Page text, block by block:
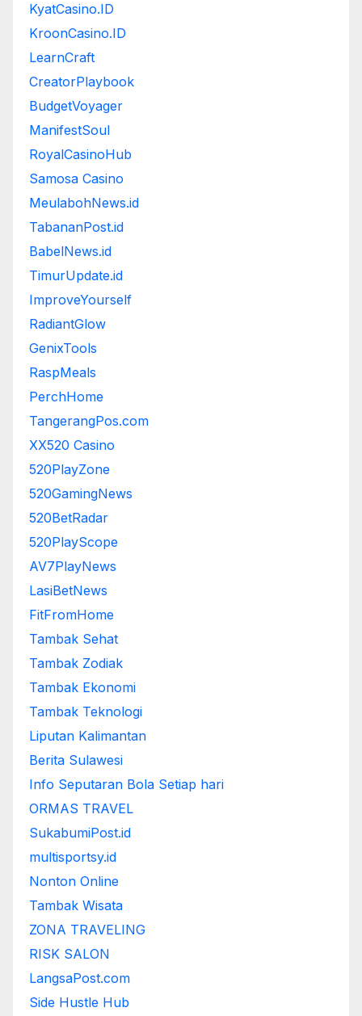
KyatCasino.ID
KroonCasino.ID
LearnCraft
CreatorPlaybook
BudgetVoyager
ManifestSoul
RoyalCasinoHub
Samosa Casino
MeulabohNews.id
TabananPost.id
BabelNews.id
TimurUpdate.id
ImproveYourself
RadiantGlow
GenixTools
RaspMeals
PerchHome
TangerangPos.com
XX520 Casino
520PlayZone
520GamingNews
520BetRadar
520PlayScope
AV7PlayNews
LasiBetNews
FitFromHome
Tambak Sehat
Tambak Zodiak
Tambak Ekonomi
Tambak Teknologi
Liputan Kalimantan
Berita Sulawesi
Info Seputaran Bola Setiap hari
ORMAS TRAVEL
SukabumiPost.id
multisportsy.id
Nonton Online
Tambak Wisata
ZONA TRAVELING
RISK SALON
LangsaPost.com
Side Hustle Hub